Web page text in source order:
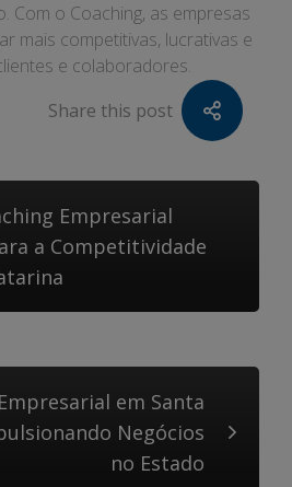
Com o Coaching, as empresas
mais competitivas, lucrativas e
e colaboradores.
Share this post
Empresarial
a Competitividade
em Santa
Negócios
no Estado